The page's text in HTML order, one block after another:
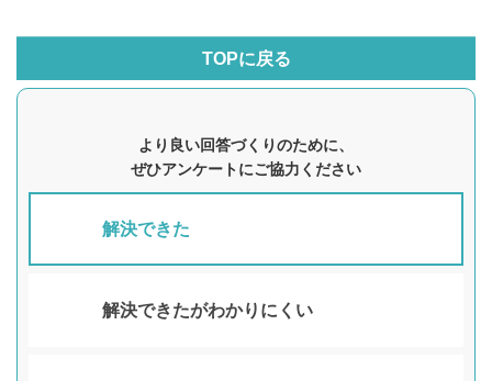
TOPに戻る
より良い回答づくりのために、
ぜひアンケートにご協力ください
解決できた
解決できたがわかりにくい